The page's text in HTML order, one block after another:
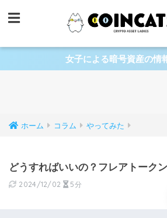
女子による暗号資産の情
ホーム コラム やってみた
どうすればいいの？フレアトーク
2024/12/02 5分